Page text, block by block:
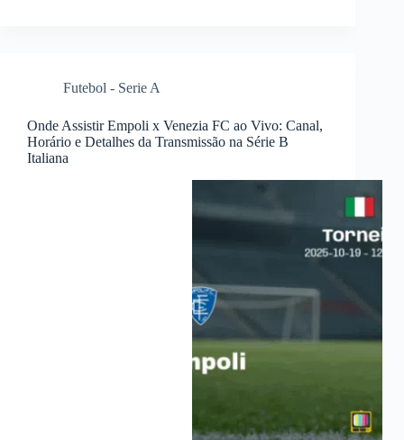
Futebol - Serie A
Onde Assistir Empoli x Venezia FC ao Vivo: Canal,
Horário e Detalhes da Transmissão na Série B
Italiana